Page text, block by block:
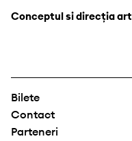
Conceptul si direcția
Bilete
Contact
Parteneri